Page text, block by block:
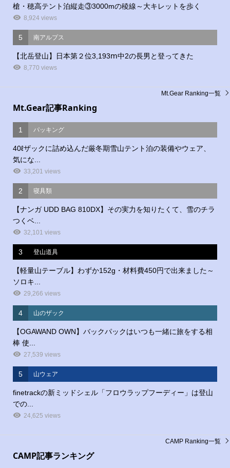
槍・穂高テント泊縦走③3000mの稜線～大キレットを歩く
8,924 views
5 南アルプス
【北岳登山】日本第２位3,193ⅿ中2の長男と登ってきた
8,770 views
Mt.Gear記事Ranking
1 パッキング
40ℓザックに詰め込んだ厳冬期雪山テント泊の装備やウェア、
気にな...
33,201 views
2 寝具類
【ナンガ UDD BAG 810DX】その実力を知りたくて、雪のチラ
つくベ...
32,101 views
3 登山道具
【軽量山テーブル】わずか152g・材料費450円で出来ました～
ソロキ...
29,266 views
4 山のザック
【OGAWAND OWN】バックパックはいつも一緒に旅をする相
棒 使...
27,539 views
5 山ウェア
finetrackの新ミッドシェル「フロウラップフーディー」は登山
での...
24,625 views
Mt.Gear Ranking一覧
CAMP記事ランキング
CAMP Ranking一覧